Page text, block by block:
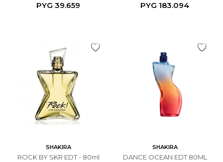
PYG 39.659 PYG 183.094
SHAKIRA
ROCK BY SKR EDT - 80ml
SHAKIRA
DANCE OCEAN EDT 80ML